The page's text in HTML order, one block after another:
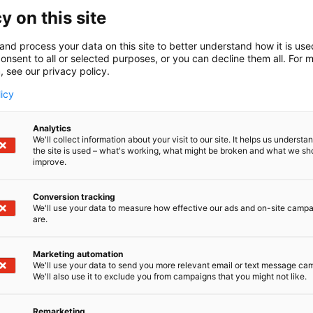
Lönnblad, Market Director Europe & Head of Business Travel
tilaisuus tavata
ja
lanseerauksistamme.
on this site
process your data on this site to better understand how it is
to all or selected purposes, or you can decline them all. For
see our privacy policy.
Analytics
We'll collect information about your visit to our site. It helps us
the site is used – what's working, what might be broken and what we
improve.
Conversion tracking
We'll use your data to measure how effective our ads and on-site
are.
Marketing automation
We'll use your data to send you more relevant email or text message
We'll also use it to exclude you from campaigns that you might not like.